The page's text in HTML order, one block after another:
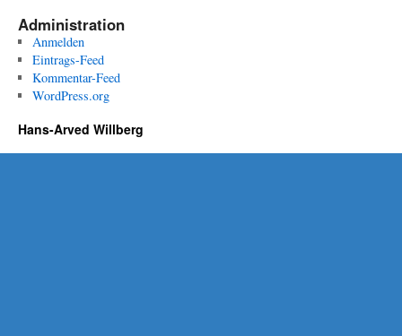
Administration
Anmelden
Eintrags-Feed
Kommentar-Feed
WordPress.org
Hans-Arved Willberg